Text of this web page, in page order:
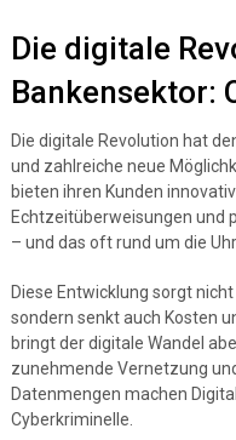
Die digitale
Bankensektor:
Die digitale Revolution hat
und zahlreiche neue
bieten ihren Kunden
Echtzeitüberweisungen und
– und das oft rund um die
Diese Entwicklung sorgt
sondern senkt auch Kosten
bringt der digitale Wandel
zunehmende Vernetzung
Datenmengen machen
Cyberkriminelle.